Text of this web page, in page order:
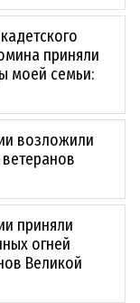
приняли
моей семьи:
возложили
приняли
огней
Великой